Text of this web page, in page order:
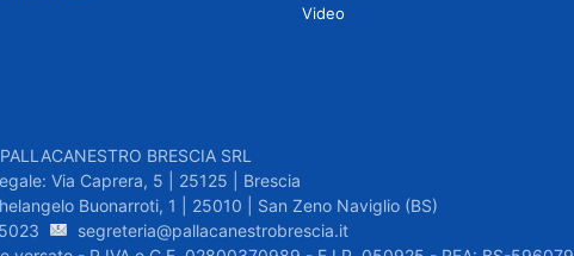
Video
PALLACANESTRO BRESCIA SRL
Via Caprera, 5 | 25125 | Brescia
Buonarroti, 1 | 25010 | San Zeno Naviglio (BS)
segreteria@pallacanestrobrescia.it